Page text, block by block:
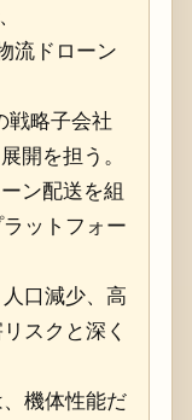
流ドローン
戦略子会社
開を担う。
ン配送を組
ットフォー
口減少、高
スクと深く
機体性能だ